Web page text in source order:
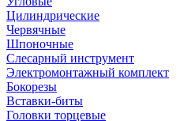
Цилиндрические
Червячные
Шпоночные
Слесарный инструмент
Электромонтажный комплект
Бокорезы
Вставки-биты
Головки торцевые